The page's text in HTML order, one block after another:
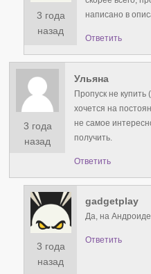
3 года
назад
написано в
Ответить
3 года
назад
Ульяна
Пропуск не купить
хочется на
не самое
получить.
Ответить
3 года
назад
gadgetplay
Да, на
Ответить